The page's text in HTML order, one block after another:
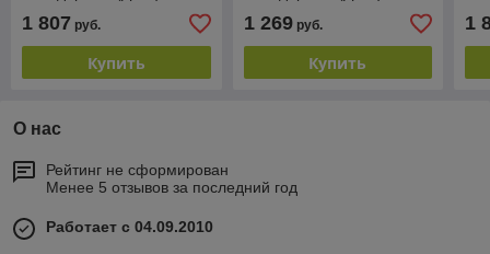
1 807 руб.
Купить
1 269руб.
Купить
1
О нас
Рейтинг не сформирован
Менее 5 отзывов за последний год
Работает с 04.09.2010